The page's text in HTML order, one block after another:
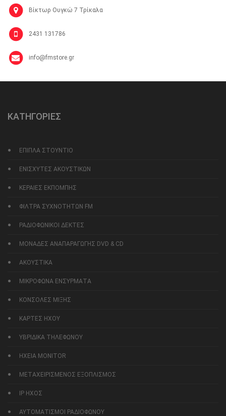
Βίκτωρ Ουγκώ 7 Τρίκαλα
2431 131786
info@fmstore.gr
ΚΑΤΗΓΟΡΙΕΣ
ΕΠΙΠΛΑ ΣΤΟΥΝΤΙΟ
ΕΝΙΣΧΥΤΕΣ ΑΚΟΥΣΤΙΚΩΝ
ΚΕΡΑΙΕΣ ΕΚΠΟΜΠΗΣ
ΦΙΛΤΡΑ ΣΥΧΝΟΤΗΤΩΝ FM
ΡΑΔΙΟΦΩΝΙΚΟΙ ΔΕΚΤΕΣ
ΜΟΝΑΔΕΣ ΑΝΑΠΑΡΑΓΩΓΗΣ DVD & CD
ΑΚΟΥΣΤΙΚΑ
ΜΙΚΡΟΦΩΝΑ ΕΝΣΥΡΜΑΤΑ
ΚΟΝΣΟΛΕΣ ΜΙΞΗΣ
ΚΑΡΤΕΣ ΗΧΟΥ
ΥΒΡΙΔΙΚΑ ΤΗΛΕΦΩΝΟΥ
ΗΧΕΙΑ MONITOR
ΜΕΤΑΧΕΙΡΙΣΜΕΝΟΣ ΕΞΟΠΛΙΣΜΟΣ
IP ΗΧΟΣ
ΑΥΤΟΜΑΤΙΣΜΟΙ ΡΑΔΙΟΦΩΝΟΥ